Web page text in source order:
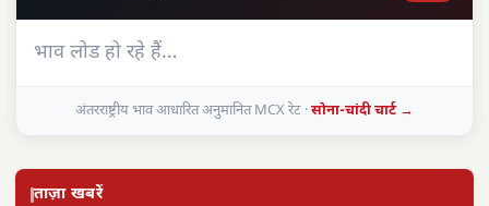
भाव लोड हो रहे हैं…
अंतरराष्ट्रीय भाव आधारित अनुमानित MCX रेट ·सोना-चांदी चार्ट →
ताज़ा खबरें